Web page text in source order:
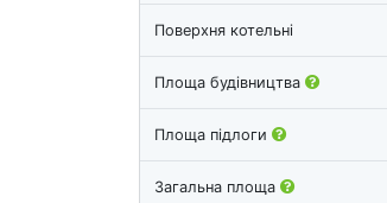
Поверхня котельні
Площа будівництва
Площа підлоги
Загальна площа